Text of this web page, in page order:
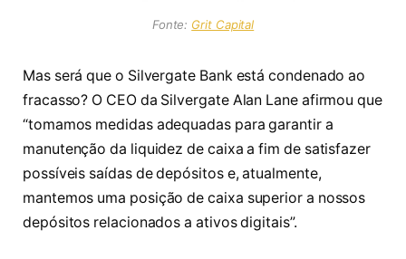
Fonte: Grit Capital
Mas será que o Silvergate Bank está condenado ao
fracasso? O CEO da Silvergate Alan Lane afirmou que
“tomamos medidas adequadas para garantir a
manutenção da liquidez de caixa a fim de satisfazer
possíveis saídas de depósitos e, atualmente,
mantemos uma posição de caixa superior a nossos
depósitos relacionados a ativos digitais”.